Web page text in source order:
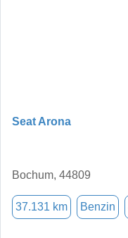
Seat Arona
Bochum, 44809
37.131 km Benzin